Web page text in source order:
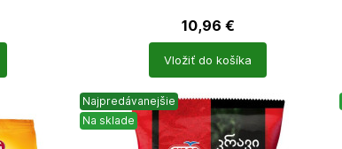
10,96 €
Vložiť do košíka
Najpredávanejšie
Na sklade